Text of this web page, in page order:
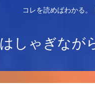
コレを読めばわかる。
はしゃぎなが